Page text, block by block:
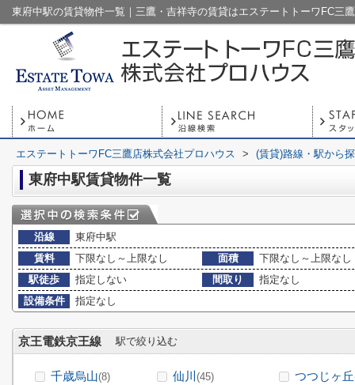
東府中駅の賃貸物件一覧｜三鷹・吉祥寺の賃貸はエステートトーワFC三
エステートトーワFC三鷹店株式会社プロハウス > (賃貸)路線・駅から
東府中駅賃貸物件一覧
沿線
東府中駅
賃料
下限なし～上限なし 面積
下限なし～上限なし
駅徒歩
指定しない 間取り
指定なし
設備条件
指定なし
京王電鉄京王線 駅で絞り込む
千歳烏山(8) 仙川 (45) つつじヶ丘